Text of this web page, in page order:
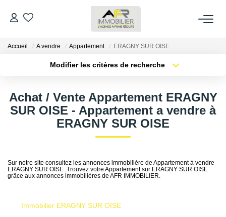
ACHETER
ESTIMER
FAIRE GÉRER
NOS AGENCES
Accueil A vendre Appartement ERAGNY SUR OISE
Modifier les critères de recherche
Sélectionnez...
Type de bien
Surface min
Achat / Vente Appartement ERAGNY
SUR OISE - Appartement a vendre à
ERAGNY SUR OISE
Sur notre site consultez les annonces immobilière de Appartement à vendre
ERAGNY SUR OISE. Trouvez votre Appartement sur ERAGNY SUR OISE
grâce aux annonces immobilières de AFR IMMOBILIER.
Immobilier ERAGNY SUR OISE